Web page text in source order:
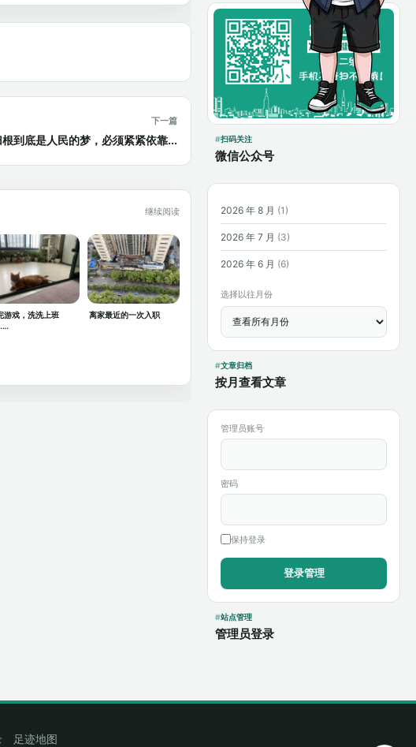
扫码关注
微信公众号
2026 年 8 月 (1)
2026 年 7 月 (3)
2026 年 6 月 (6)
选择以往月份
文章归档
按月查看文章
管理员账号
密码
保持登录
站点管理
管理员登录
下一篇
到底是人民的梦，必须紧紧依靠...
继续阅读
游戏，洗洗上班
离家最近的一次入职
足迹地图